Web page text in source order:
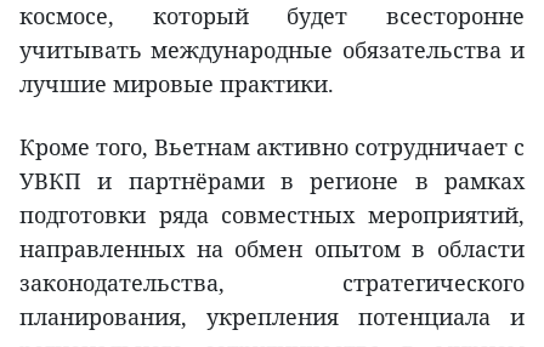
космосе, который будет всесторонне
учитывать международные обязательства и
лучшие мировые практики.
Кроме того, Вьетнам активно сотрудничает с
УВКП и партнёрами в регионе в рамках
подготовки ряда совместных мероприятий,
направленных на обмен опытом в области
законодательства, стратегического
планирования, укрепления потенциала и